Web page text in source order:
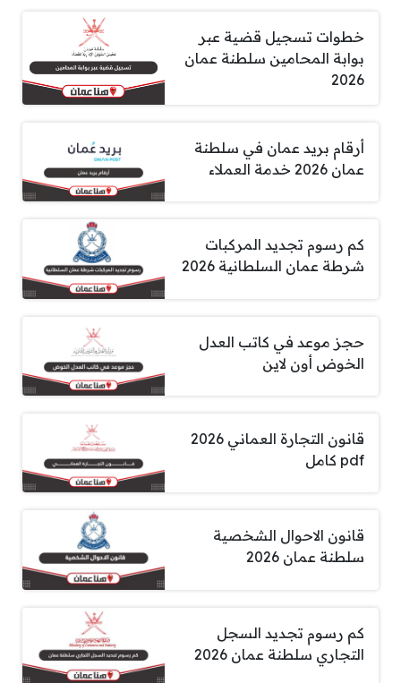
خطوات تسجيل قضية عبر
بوابة المحامين سلطنة عمان
2026
أرقام بريد عمان في سلطنة
عمان 2026 خدمة العملاء
كم رسوم تجديد المركبات
شرطة عمان السلطانية 2026
حجز موعد في كاتب العدل
الخوض أون لاين
قانون التجارة العماني 2026
pdf كامل
قانون الاحوال الشخصية
سلطنة عمان 2026
كم رسوم تجديد السجل
التجاري سلطنة عمان 2026